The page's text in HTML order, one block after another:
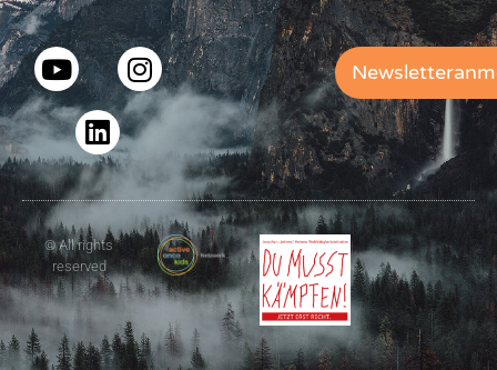
© All rights
reserved